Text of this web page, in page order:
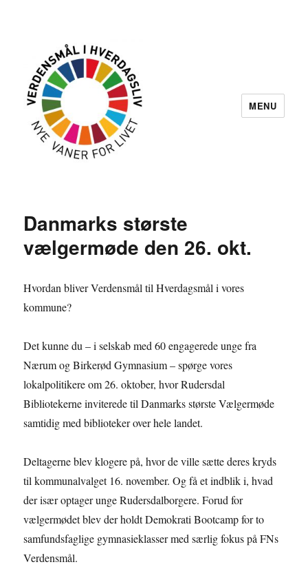
MENU
Danmarks største
vælgermøde den 26. okt.
Hvordan bliver Verdensmål til Hverdagsmål i vores
kommune?
Det kunne du – i selskab med 60 engagerede unge fra
Nærum og Birkerød Gymnasium – spørge vores
lokalpolitikere om 26. oktober, hvor Rudersdal
Bibliotekerne inviterede til Danmarks største Vælgermøde
samtidig med biblioteker over hele landet.
Deltagerne blev klogere på, hvor de ville sætte deres kryds
til kommunalvalget 16. november. Og få et indblik i, hvad
der især optager unge Rudersdalborgere. Forud for
vælgermødet blev der holdt Demokrati Bootcamp for to
samfundsfaglige gymnasieklasser med særlig fokus på FNs
Verdensmål.